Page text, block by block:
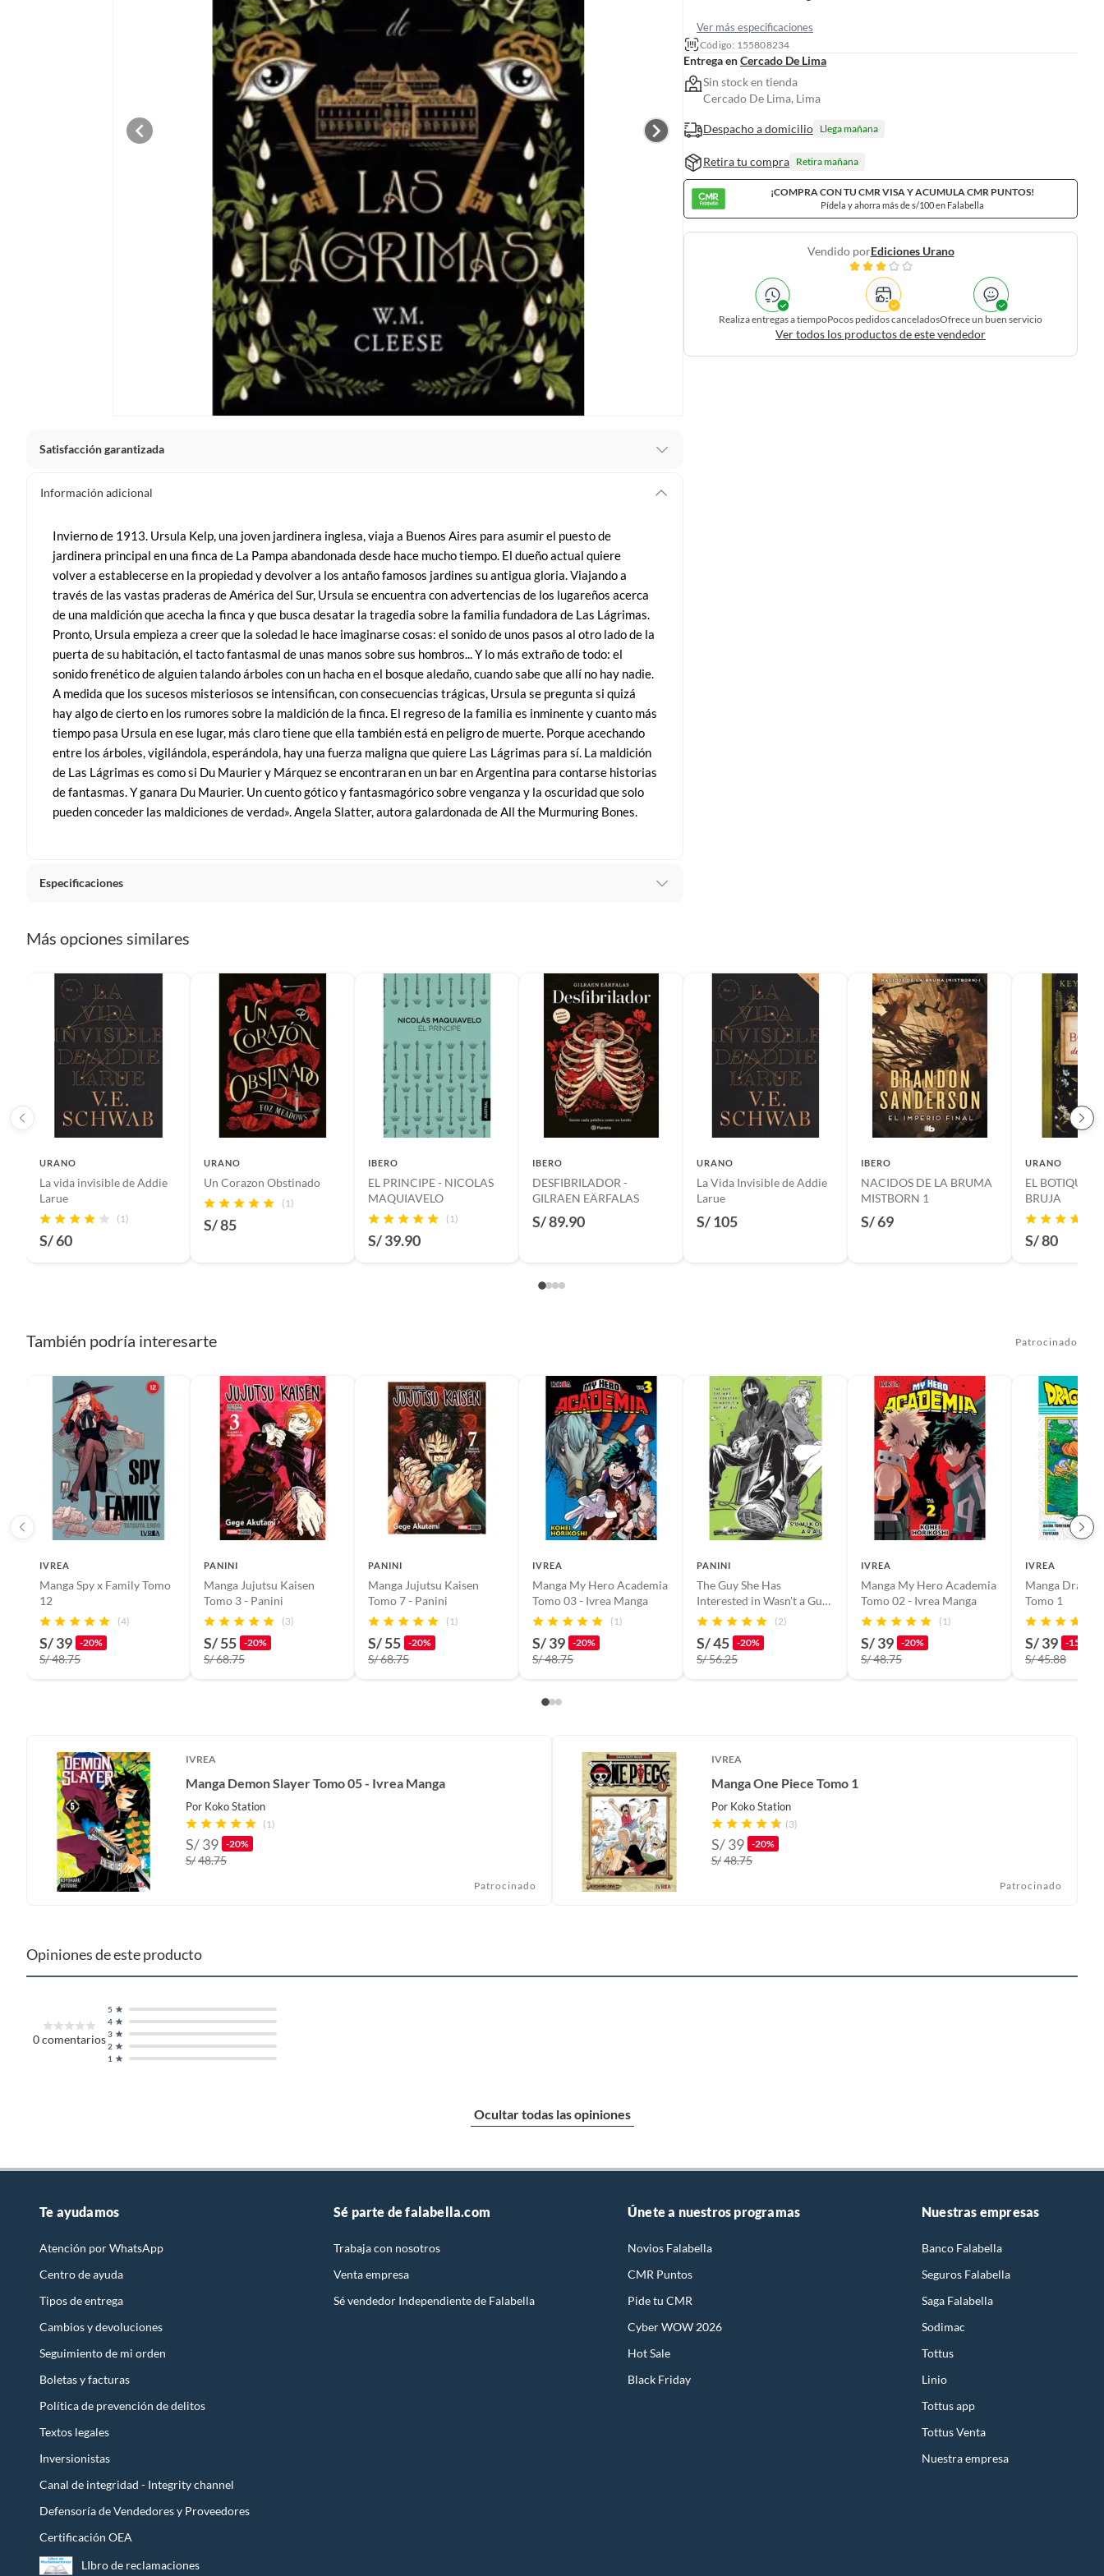
Satisfacción garantizada
pueden devolver ni cambiar. Conoce cuáles son:
Productos vendidos porFalabella, Tottus y otros vendedores tienen:
48 horas: cemento, mezclas de hormigón, morteros, yeso y otros productos para asfalto, hormigón, albañilería.
7 días: colchones y productos de combustión.
Productos vendidos por Sodimactienen:
48 horas: cemento, mezclas de hormigón, morteros, yeso y otros productos para asfalto.
7 días: productos eléctricos o a combustión, electrodomésticos, tecnología, línea blanca, colchones, muebles, bicicletas y
máquinas.
No se pueden devolver o cambiar bajo cambio de opinión
Productos de compra internacional.
Productos comprados en Outlet Atocongo.
Productos perecibles como alimentos, bebidas, medicamentos, suplementos alimenticios, vitaminas.
Productos digitales (descarga inmediata).
Productos hechos a medida.
Productos que hayan sido previamente instalados.
Motocicletas y bicicletas motorizadas.
Licores y cigarros electrónicos.
Información adicional
Invierno de 1913. Ursula Kelp, una joven jardinera inglesa, viaja a Buenos Aires para asumir el puesto de
jardinera principal en una finca de La Pampa abandonada desde hace mucho tiempo. El dueño actual quiere
volver a establecerse en la propiedad y devolver a los antaño famosos jardines su antigua gloria. Viajando a
través de las vastas praderas de América del Sur, Ursula se encuentra con advertencias de los lugareños acerca
de una maldición que acecha la finca y que busca desatar la tragedia sobre la familia fundadora de Las Lágrimas.
Pronto, Ursula empieza a creer que la soledad le hace imaginarse cosas: el sonido de unos pasos al otro lado de la
puerta de su habitación, el tacto fantasmal de unas manos sobre sus hombros... Y lo más extraño de todo: el
sonido frenético de alguien talando árboles con un hacha en el bosque aledaño, cuando sabe que allí no hay nadie.
A medida que los sucesos misteriosos se intensifican, con consecuencias trágicas, Ursula se pregunta si quizá
hay algo de cierto en los rumores sobre la maldición de la finca. El regreso de la familia es inminente y cuanto más
tiempo pasa Ursula en ese lugar, más claro tiene que ella también está en peligro de muerte. Porque acechando
entre los árboles, vigilándola, esperándola, hay una fuerza maligna que quiere Las Lágrimas para sí. La maldición
de Las Lágrimas es como si Du Maurier y Márquez se encontraran en un bar en Argentina para contarse historias
de fantasmas. Y ganara Du Maurier. Un cuento gótico y fantasmagórico sobre venganza y la oscuridad que solo
pueden conceder las maldiciones de verdad». Angela Slatter, autora galardonada de All the Murmuring Bones.
Especificaciones
Tipo de tapa Tapa blanda
Detalle de la Condición
Idioma
Género
Autor W. M. Cleese
Formato del libro
ISBN
Número de páginas
Ver más especificaciones
Código: 155808234
Entrega enCercado De Lima
Sin stock en tienda
Cercado De Lima, Lima
Despacho a domicilio Llega mañana
Retira tu compra Retira mañana
¡COMPRA CON TU CMR VISA Y ACUMULA CMR PUNTOS!
Pídela y ahorra más de s/100 en Falabella
Vendido porEdiciones Urano
Realiza entregas a tiempoPocos pedidos canceladosOfrece un buen servicio
Ver todos los productos de este vendedor
Más opciones similares
URANO
La vida invisible de Addie
Larue
(1)
S/ 60
URANO
Un Corazon Obstinado
(1)
S/ 85
IBERO
EL PRINCIPE - NICOLAS
MAQUIAVELO
(1)
S/ 39.90
IBERO
DESFIBRILADOR -
GILRAEN EÄRFALAS
S/ 89.90
URANO
La Vida Invisible de Addie
Larue
S/ 105
IBERO
NACIDOS DE LA BRUMA
MISTBORN 1
S/ 69
URANO
EL BOTIQUÍN
BRUJA
S/ 80
También podría interesarte Patrocinado
IVREA
Manga Spy x Family Tomo
12
(4)
S/ 39 -20%
S/ 48.75
PANINI
Manga Jujutsu Kaisen
Tomo 3 - Panini
(3)
S/ 55 -20%
S/ 68.75
PANINI
Manga Jujutsu Kaisen
Tomo 7 - Panini
(1)
S/ 55 -20%
S/ 68.75
IVREA
Manga My Hero Academia
Tomo 03 - Ivrea Manga
(1)
S/ 39 -20%
S/ 48.75
PANINI
The Guy She Has
Interested in Wasn't a Guy
All Tomo 1 - Panini Manga
(2)
S/ 45 -20%
S/ 56.25
IVREA
Manga My Hero Academia
Tomo 02 - Ivrea Manga
(1)
S/ 39 -20%
S/ 48.75
IVREA
Manga Dragon
Tomo 1
S/ 39 -15%
S/ 45.88
IVREA
Manga Demon Slayer Tomo 05 - Ivrea Manga
Por Koko Station
(1)
S/39 -20%
S/48.75
Patrocinado
IVREA
Manga One Piece Tomo 1
Por Koko Station
(3)
S/39 -20%
S/48.75
Patrocinado
Opiniones de este producto
0comentarios
1
2
3
4
5
Ocultar todas las opiniones
Te ayudamos
Atención por WhatsApp
Centro de ayuda
Tipos de entrega
Cambios y devoluciones
Seguimiento de mi orden
Boletas y facturas
Política de prevención de delitos
Textos legales
Inversionistas
Canal de integridad - Integrity channel
Defensoría de Vendedores y Proveedores
Certificación OEA
LIbro de reclamaciones
Sé parte de falabella.com
Trabaja con nosotros
Venta empresa
Sé vendedor Independiente de Falabella
Únete a nuestros programas
Novios Falabella
CMR Puntos
Pide tu CMR
Cyber WOW 2026
Hot Sale
Black Friday
Nuestras empresas
Banco Falabella
Seguros Falabella
Saga Falabella
Sodimac
Tottus
Linio
Tottus app
Tottus Venta
Nuestra empresa